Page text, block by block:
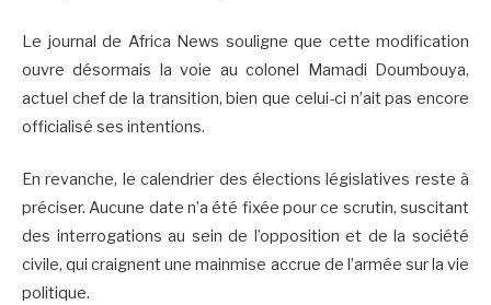
Le journal de Africa News souligne que cette modification
ouvre désormais la voie au colonel Mamadi Doumbouya,
actuel chef de la transition, bien que celui-ci n’ait pas encore
officialisé ses intentions.
En revanche, le calendrier des élections législatives reste à
préciser. Aucune date n’a été fixée pour ce scrutin, suscitant
des interrogations au sein de l’opposition et de la société
civile, qui craignent une mainmise accrue de l’armée sur la vie
politique.